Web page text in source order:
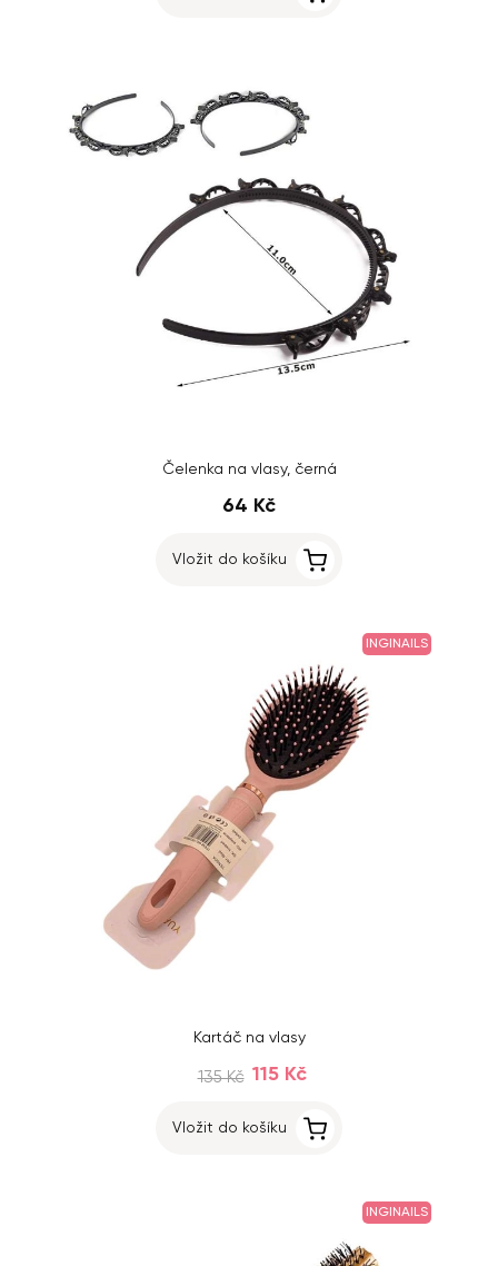
Čelenka na vlasy, černá
64 Kč
Vložit do košíku
INGINAILS
Kartáč na vlasy
135 Kč 115 Kč
Vložit do košíku
INGINAILS